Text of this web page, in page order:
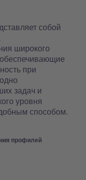
собой
широкого
при
задач и
уровня
способом.
профилей